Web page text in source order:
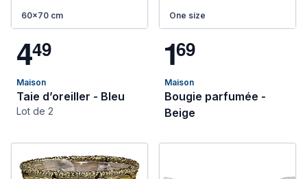
60x70 cm
449
Maison
Taie d’oreiller - Bleu
Lot de 2
One size
169
Maison
Bougie parfumée -
Beige